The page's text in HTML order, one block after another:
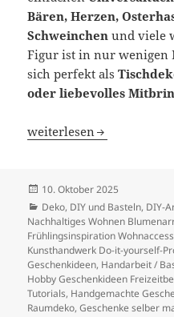
Bären, Herzen,
Schweinchen und viele
Figur ist in nur wenigen
sich perfekt als
oder liebevolles
Kreative Faltideen aus
weiterlesen
Veröffentlicht
am
10. Oktober 2025
Kategorien
Deko, DIY und Basteln, DIY-
Nachhaltiges Wohnen
Frühlingsinspiration
Kunsthandwerk Do-it-yourself-
Geschenkideen, Handarbeit /
Hobby Geschenkideen
Tutorials, Handgemachte
Raumdeko, Geschenke selber